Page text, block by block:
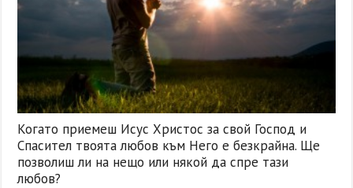
Когато приемеш Исус Христос за свой Господ и
Спасител твоята любов към Него е безкрайна. Ще
позволиш ли на нещо или някой да спре тази
любов?